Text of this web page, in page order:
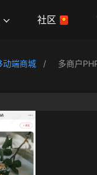
社区
动端商城 /
多商户